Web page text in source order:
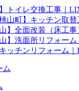
トイレ交換工事｜
山町】キッチン取
】全面改装（床工
山】洗面所リフォー
ッチンリフォーム